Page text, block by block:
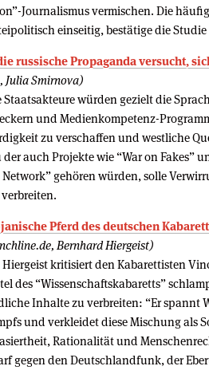
Journalismus vermischen. Die
einseitig, bestätige die
russische Propaganda versucht,
Julia Smirnova)
Staatsakteure würden gezielt die
und Medienkompetenz-
zu verschaffen und westliche
auch Projekte wie “War on Fakes”
gehören würden, solle
Pferd des deutschen
Bernhard Hiergeist)
kritisiert den Kabarettisten
des “Wissenschaftskabaretts”
Inhalte zu verbreiten: “Er spannt
und verkleidet diese Mischung als
Rationalität und
gegen den Deutschlandfunk, der